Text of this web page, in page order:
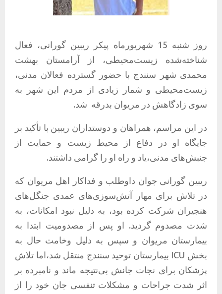
روز شنبه 15 شهریورماه پیکر ریبین گورانی، فعال
شناخته‌شده زیست‌محیطی، از آرامستان بهشت
محمدی شهر سنندج با حضور گسترده فعالان مدنی،
زیست‌محیطی و شمار زیادی از مردم این شهر به
سوی زادگاهش در مریوان بدرقه شد.
در این مراسم، همراهان و دوستداران ریبین با تأکید بر
جایگاه او در دفاع از محیط زیست و حمایت از
جنبش‌های مدنی،یاد و راه او را گرامی داشتند.
ریبین گورانی جوان داوطلب و فداکار اهل مریوان که
در تلاش برای مهار آتش‌سوزی‌های عمدی جنگل‌های
هنجیران شرکت کرده بود، به دلیل نبود امکانات، به
شدت مصدوم گردید. او پس از مصدومیت ابتدا به
بیمارستان مریوان و سپس به دلیل وخامت حال به
بخش ICU بیمارستان توحید سنندج منتقل شد،اما تلاش
پزشکان برای نجات جانش بی‌نتیجه ماند و نامبرده بر
اثر شدت جراحات و مشکلات تنفسی جان خود را از